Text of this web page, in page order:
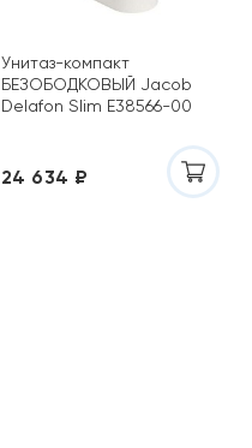
Унитаз-компакт
БЕЗОБОДКОВЫЙ Jacob
Delafon Slim E38566-00
24 634 ₽